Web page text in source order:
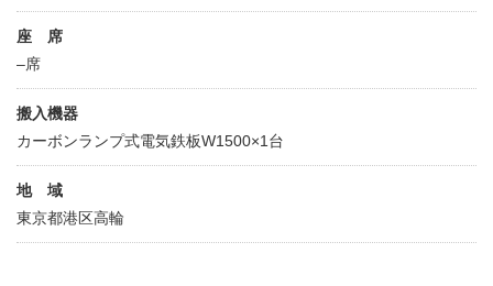
座 席
–席
搬入機器
カーボンランプ式電気鉄板W1500×1台
地 域
東京都港区高輪